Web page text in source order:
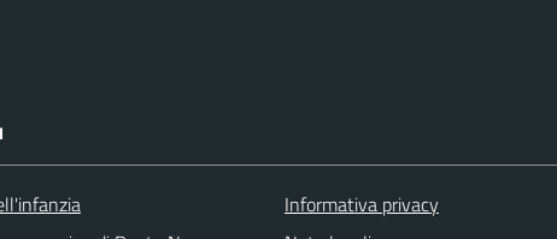
Informativa privacy